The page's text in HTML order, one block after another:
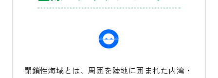
閉鎖性海域とは、周囲を陸地に囲まれた内湾・